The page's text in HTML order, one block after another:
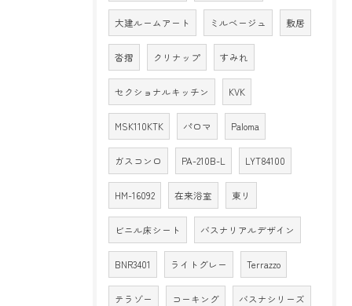
大建ルームアート ミルベージュ 敷居
沓摺 クリナップ すみれ
セクショナルキッチン KVK
MSK110KTK パロマ Paloma
ガスコンロ PA-210B-L LYT84100
HM-16092 在来浴室 東リ
ビニル床シート バスナリアルデザイン
BNR3401 ライトグレー Terrazzo
テラゾー コーキング バスナシリーズ